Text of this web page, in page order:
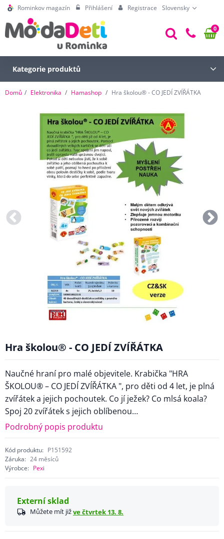
Rominkov magazín Přihlášení Registrace Slovensky
0
Kategorie produktů
Domů Elektronika Hamashop Hra školou® - CO JEDÍ ZVÍŘÁTKA
Hra školou® - CO JEDÍ ZVÍŘÁTKA
Naučné hraní pro malé objevitele. Krabička "HRA
ŠKOLOU® – CO JEDÍ ZVÍŘÁTKA ", pro děti od 4 let, je plná
zvířátek a jejich pochoutek. Co jí ježek? Co mlsá koala?
Spoj 20 zvířátek s jejich oblíbenou…
Podrobný popis produktu
Kód produktu: P151592
Záruka: 24 měsíců
Výrobce: Pexi
Externí sklad
Můžete mít jižve čtvrtek 13. 8.